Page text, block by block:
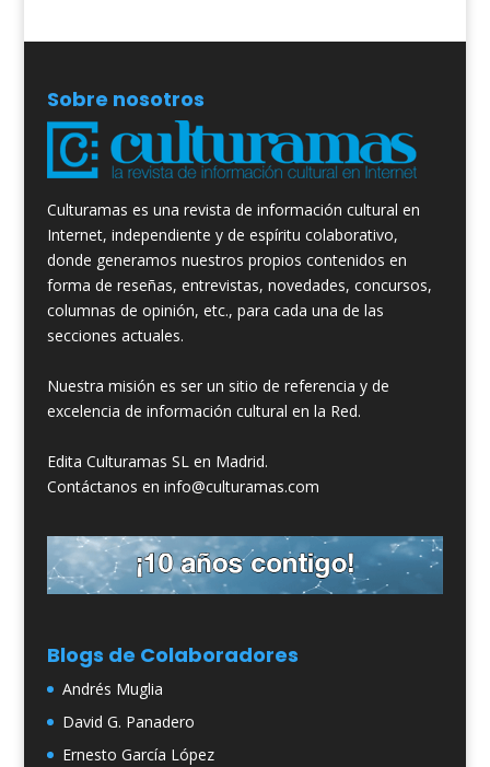
Sobre nosotros
Culturamas es una revista de información cultural en
Internet, independiente y de espíritu colaborativo,
donde generamos nuestros propios contenidos en
forma de reseñas, entrevistas, novedades, concursos,
columnas de opinión, etc., para cada una de las
secciones actuales.
Nuestra misión es ser un sitio de referencia y de
excelencia de información cultural en la Red.
Edita Culturamas SL en Madrid.
Contáctanos en info@culturamas.com
Blogs de Colaboradores
Andrés Muglia
David G. Panadero
Ernesto García López